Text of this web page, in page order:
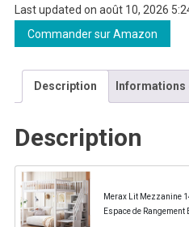
Last updated on août 10, 2026
Commander sur Amazon
Description
Description
Merax Lit Mezzanine
Espace de